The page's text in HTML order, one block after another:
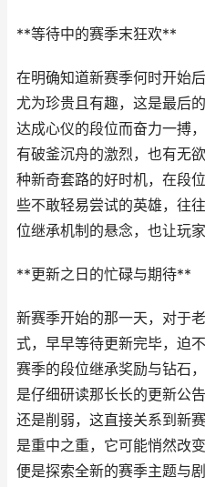
**等待中的赛季末狂欢**
在明确知道新赛季何时开始
尤为珍贵且有趣，这是最后
达成心仪的段位而奋力一搏
有破釜沉舟的激烈，也有无
种新奇套路的好时机，在段
些不敢轻易尝试的英雄，往
位继承机制的悬念，也让玩
**更新之日的忙碌与期待**
新赛季开始的那一天，对于
式，早早等待更新完毕，迫
赛季的段位继承奖励与钻石
是仔细研读那长长的更新公
还是削弱，这直接关系到新
是重中之重，它可能悄然改
便是探索全新的赛季主题与